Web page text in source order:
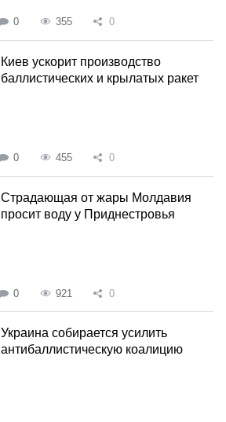
0 355 0
Киев ускорит производство
баллистических и крылатых ракет
0 455 0
Страдающая от жары Молдавия
просит воду у Приднестровья
0 921 0
Украина собирается усилить
антибаллистическую коалицию